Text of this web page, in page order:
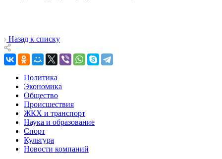
Назад к списку
Политика
Экономика
Общество
Происшествия
ЖКХ и транспорт
Наука и образование
Спорт
Культура
Новости компаний